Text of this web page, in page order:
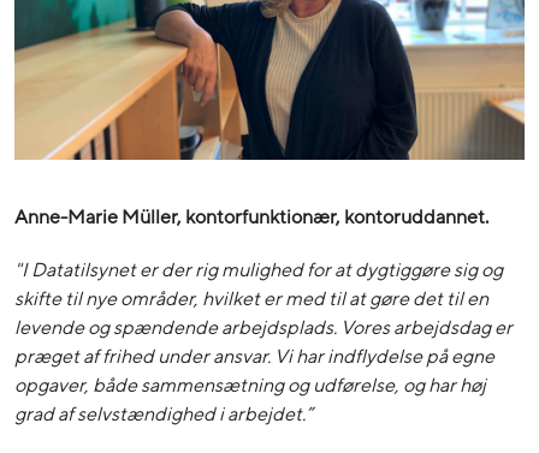
Anne-Marie Müller, kontorfunktionær, kontoruddannet.
"I Datatilsynet er der rig mulighed for at dygtiggøre sig og
skifte til nye områder, hvilket er med til at gøre det til en
levende og spændende arbejdsplads. Vores arbejdsdag er
præget af frihed under ansvar. Vi har indflydelse på egne
opgaver, både sammensætning og udførelse, og har høj
grad af selvstændighed i arbejdet.”